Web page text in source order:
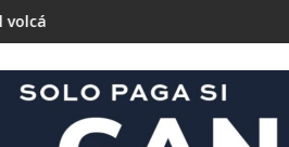
arrestada por múltiples cargos